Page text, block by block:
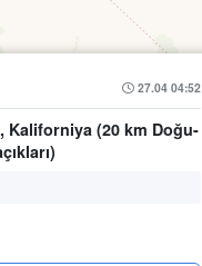
27.04 04:52
Kaliforniya (20 km Doğu-